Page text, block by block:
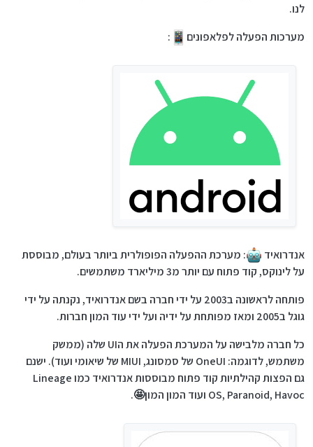
לנו.
מערכות הפעלה לפלאפונים
:
אנדרואיד
: מערכת ההפעלה הפופולרית ביותר בעולם, מבוססת
על לינוקס, קוד פתוח עם יותר מ3 מיליארד משתמשים.
פותחה לראשונה ב2003 על ידי חברה בשם אנדרואיד, נקנתה על ידי
גוגל ב2005 ומאז מפותחת על ידיה ועל ידי עוד המון חברות.
כל חברה מלבישה על המערכת הפעלה את הUI שלה (ממשק
משתמש, לדוגמה: OneUI של סמסונג, MIUI של שיאומי ועוד). ישנם
גם הפצות קהילתיות קוד פתוח מבוססות אנדרואיד כמו Lineage
OS, Paranoid, Havoc ועוד המון המון🤩.